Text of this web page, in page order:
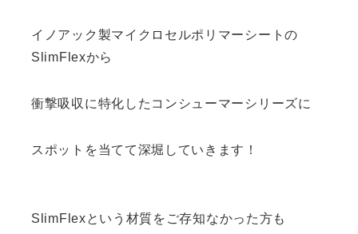
イノアック製マイクロセルポリマーシートの
SlimFlexから
衝撃吸収に特化したコンシューマーシリーズに
スポットを当てて深堀していきます！
SlimFlexという材質をご存知なかった方も